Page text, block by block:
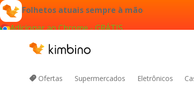
Folhetos atuais sempre à mão
Adicionar ao Chrome - GRÁTIS
Ofertas Supermercados Eletrônicos